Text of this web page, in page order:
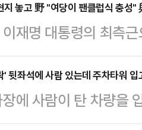
를 무너뜨려 '내 집
그치지 않고 국민의힘
서 두 개의 특별위원
. 이를 통해 정부·여
깔린 것으로 풀이된
지 놓고 野 "여당이 팬클럽식 충성"
재명 대통령의 최측
세 수위를 높이고 있다
까지 검토하고 있는 것
출장소'라는 오명을
국민의힘 의원은
' 뒷좌석에 사람 있는데 주차타워
에 사람이 탄 차량을
관리소장 등 관계자들